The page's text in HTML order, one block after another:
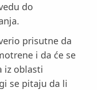
do
prisutne da
i da će se
iz oblasti
se pitaju da li